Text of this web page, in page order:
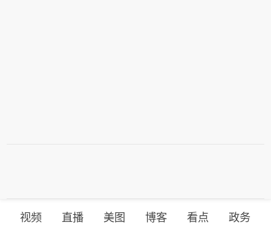
视频 直播 美图 博客 看点
政务